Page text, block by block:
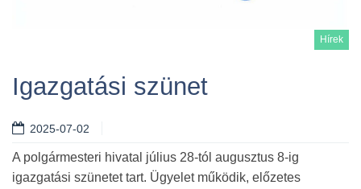
Hírek
Igazgatási szünet
2025-07-02
A polgármesteri hivatal július 28-tól augusztus 8-ig
igazgatási szünetet tart. Ügyelet működik, előzetes